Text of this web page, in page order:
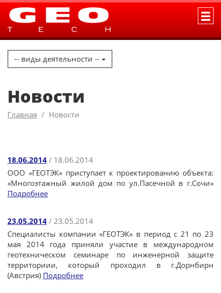
-- виды деятельности --
Новости
Главная Новости
18.06.2014 / 18.06.2014
ООО «ГЕОТЭК» приступает к проектированию объекта:
«Многоэтажный жилой дом по ул.Пасечной в г.Сочи»
Подробнее
23.05.2014 / 23.05.2014
Специалисты компании «ГЕОТЭК» в период с 21 по 23
мая 2014 года приняли участие в международном
геотехническом семинаре по инженерной защите
территориии, который проходил в г.Дорнбирн
(Австрия) Подробнее